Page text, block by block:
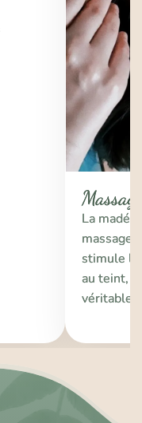
La
massage
stimule la
au teint,
véritable